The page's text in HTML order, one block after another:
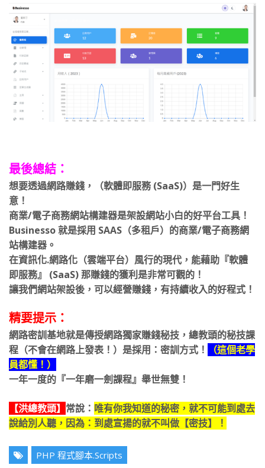
最後總結：
想要透過網路賺錢，（軟體即服務 (SaaS)）是一門好生
意！
商業/電子商務網站構建器是架設網站小白的好平台工具！
Businesso 就是採用 SAAS（多租戶）的商業/電子商務網
站構建器。
在資訊化.網路化（雲端平台）風行的現代，能藉助『軟體
即服務』 (SaaS) 那賺錢的獲利是非常可觀的！
讓我們網站架設後，可以經營賺錢，有持續收入的好程式！
精要提示：
網路密訓基地就是傳授網路獨家賺錢秘技，總教頭的秘技課
程（不會在網路上發表！）是採用：密訓方式！ （這個老學
員都懂！）
一年一度的『一年磨一劍課程』舉世無雙！
【洪總教頭】常說：唯有你我知道的秘密，就不可能到處去
說給別人聽，因為：到處宣揚的就不叫做【密技】！
PHP 程式腳本.Scripts